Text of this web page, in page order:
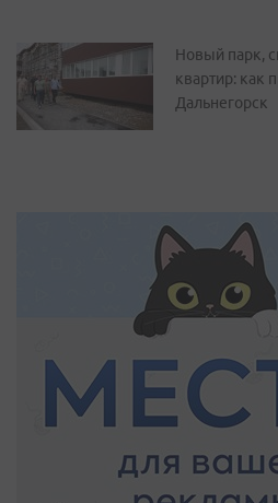
Новый парк,
квартир: как
Дальнегорск